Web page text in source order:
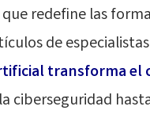
redefine las
de
transforma el
ciberseguridad